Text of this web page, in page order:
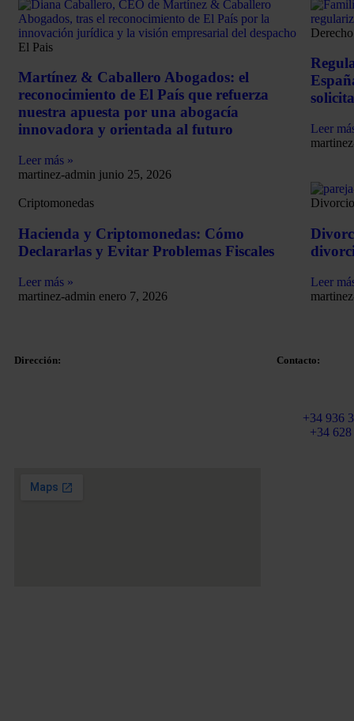
El Pais
Martínez & Caballero Abogados: el
reconocimiento de El País que refuerza
nuestra apuesta por una abogacía
innovadora y orientada al futuro
Leer más »
martinez-admin junio 25, 2026
Leer
Criptomonedas
Hacienda y Criptomonedas: Cómo
Declararlas y Evitar Problemas Fiscales
Leer más »
martinez-admin enero 7, 2026
Divorcio
Leer
Dirección: Contacto:
+34 936
+34